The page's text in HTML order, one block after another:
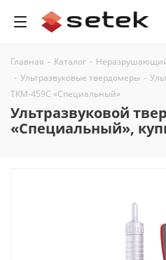
Главная - Каталог -
- Ультразвуковые твердомеры -
ТКМ-459С «Специальный»
Ультразвуковой
«Специальный»,